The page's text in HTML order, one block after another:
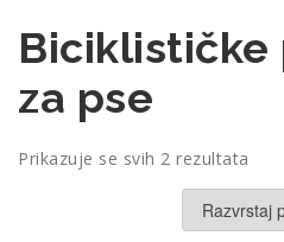
Biciklističke
za pse
Prikazuje se svih 2 rezultata
po
od